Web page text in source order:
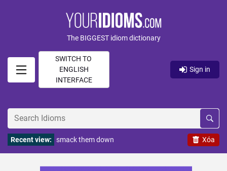
The BIGGEST idiom dictionary
SWITCH TO
ENGLISH
INTERFACE
Sign in
Xóa
Recent view: smack them down